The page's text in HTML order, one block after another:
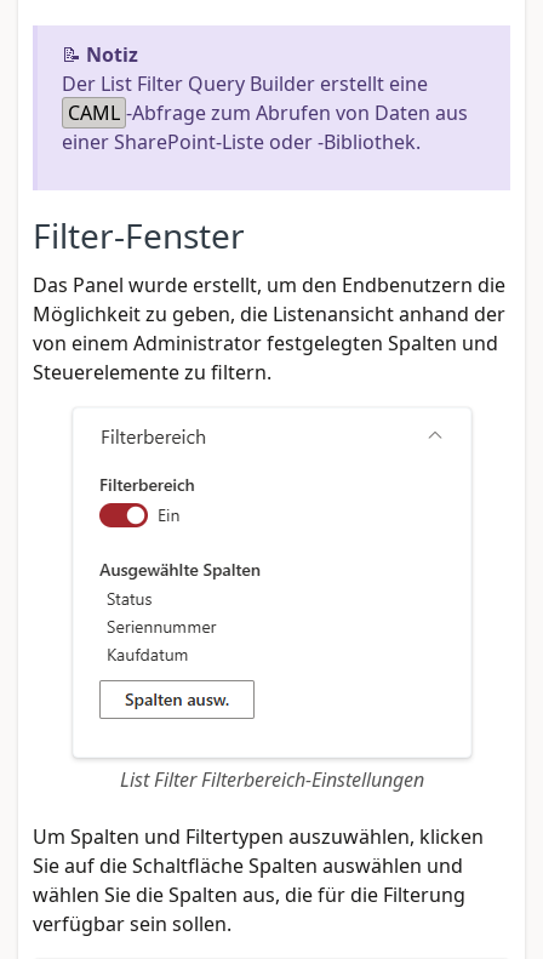
📝 Notiz
Der List Filter Query Builder erstellt eine
CAML -Abfrage zum Abrufen von Daten aus
einer SharePoint-Liste oder -Bibliothek.
Filter-Fenster
Das Panel wurde erstellt, um den Endbenutzern die
Möglichkeit zu geben, die Listenansicht anhand der
von einem Administrator festgelegten Spalten und
Steuerelemente zu filtern.
List Filter Filterbereich-Einstellungen
Um Spalten und Filtertypen auszuwählen, klicken
Sie auf die Schaltfläche Spalten auswählen und
wählen Sie die Spalten aus, die für die Filterung
verfügbar sein sollen.